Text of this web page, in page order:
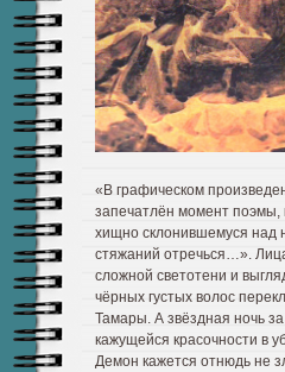
«В графическом
запечатлён момент поэмы,
хищно склонившемуся над
стяжаний отречься…».
сложной светотени и
чёрных густых волос
Тамары. А звёздная ночь
кажущейся красочности в
Демон кажется отнюдь не